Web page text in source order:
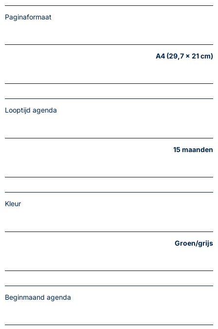
Paginaformaat
A4 (29,7 x 21 cm)
Looptijd agenda
15 maanden
Kleur
Groen/grijs
Beginmaand agenda